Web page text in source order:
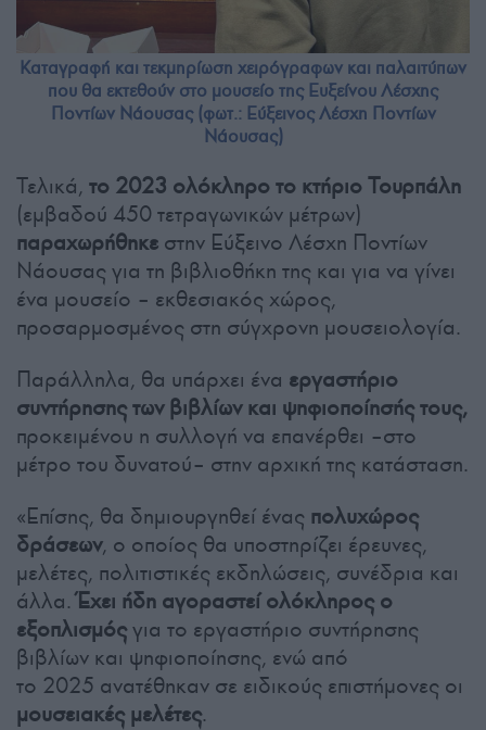
Καταγραφή και τεκμηρίωση χειρόγραφων και παλαιτύπων
που θα εκτεθούν στο μουσείο της Ευξείνου Λέσχης
Ποντίων Νάουσας (φωτ.: Εύξεινος Λέσχη Ποντίων
Νάουσας)
Τελικά, το 2023 ολόκληρο το κτήριο Τουρπάλη
(εμβαδού 450 τετραγωνικών μέτρων)
παραχωρήθηκε στην Εύξεινο Λέσχη Ποντίων
Νάουσας για τη βιβλιοθήκη της και για να γίνει
ένα μουσείο – εκθεσιακός χώρος,
προσαρμοσμένος στη σύγχρονη μουσειολογία.
Παράλληλα, θα υπάρχει ένα εργαστήριο
συντήρησης των βιβλίων και ψηφιοποίησής τους,
προκειμένου η συλλογή να επανέρθει –στο
μέτρο του δυνατού– στην αρχική της κατάσταση.
«Επίσης, θα δημιουργηθεί ένας πολυχώρος
δράσεων, ο οποίος θα υποστηρίζει έρευνες,
μελέτες, πολιτιστικές εκδηλώσεις, συνέδρια και
άλλα.Έχει ήδη αγοραστεί ολόκληρος ο
εξοπλισμόςγια το εργαστήριο συντήρησης
βιβλίων και ψηφιοποίησης, ενώ από
το 2025 ανατέθηκαν σε ειδικούς επιστήμονες οι
μουσειακές μελέτες.